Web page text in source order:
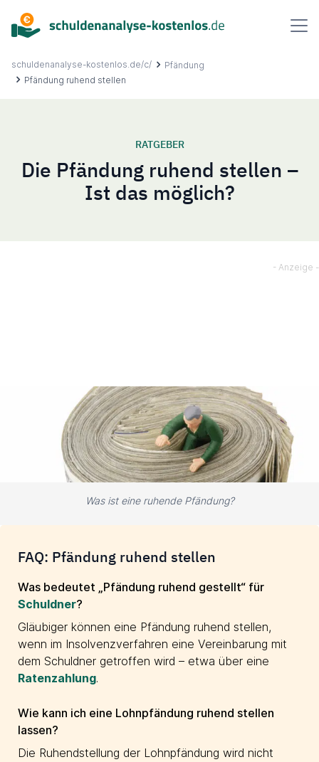
springen
schuldenanalyse-kostenlos.de/c/
Pfändung
Pfändung ruhend stellen
RATGEBER
Die Pfändung ruhend stellen –
Ist das möglich?
Was ist eine ruhende Pfändung?
FAQ: Pfändung ruhend stellen
Was bedeutet „Pfändung ruhend gestellt“ für
Schuldner?
Gläubiger können eine Pfändung ruhend stellen,
wenn im Insolvenzverfahren eine Vereinbarung mit
dem Schuldner getroffen wird – etwa über eine
Ratenzahlung.
Wie kann ich eine Lohnpfändung ruhend stellen
lassen?
Die Ruhendstellung der Lohnpfändung wird nicht